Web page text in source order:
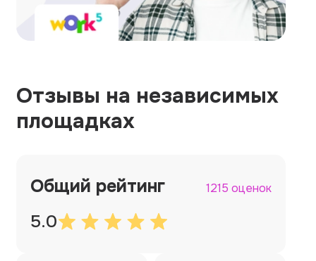
Отзывы на независимых
площадках
Общий рейтинг 1215 оценок
5.0